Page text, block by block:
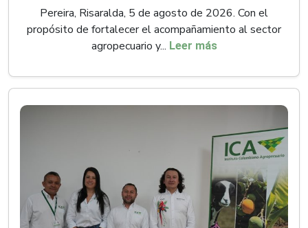
Pereira, Risaralda, 5 de agosto de 2026. Con el
propósito de fortalecer el acompañamiento al sector
agropecuario y... Leer más